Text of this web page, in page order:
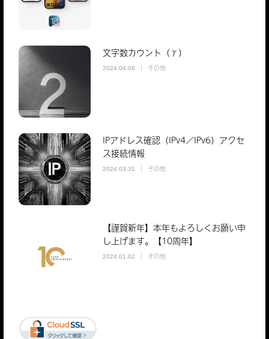
文字数カウント（γ）
2024.04.06 その他
IPアドレス確認（IPv4／IPv6）アクセ
ス接続情報
2024.03.31 その他
【謹賀新年】本年もよろしくお願い申
し上げます。【10周年】
2024.01.02 その他